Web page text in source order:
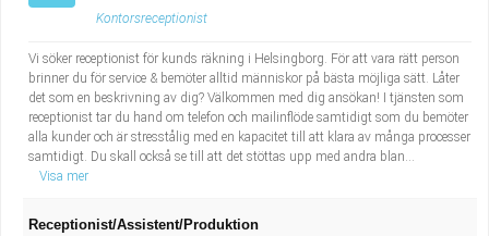
Kontorsreceptionist
Vi söker receptionist för kunds räkning i Helsingborg. För att vara rätt person
brinner du för service & bemöter alltid människor på bästa möjliga sätt. Låter
det som en beskrivning av dig? Välkommen med dig ansökan! I tjänsten som
receptionist tar du hand om telefon och mailinflöde samtidigt som du bemöter
alla kunder och är stresstålig med en kapacitet till att klara av många processer
samtidigt. Du skall också se till att det stöttas upp med andra blan...
Visa mer
Receptionist/Assistent/Produktion